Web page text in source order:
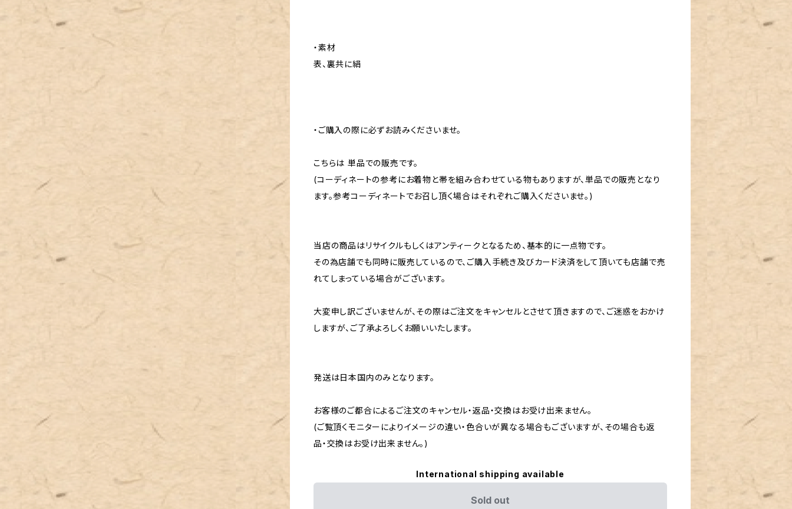
・素材
表、裏共に絹
・ご購入の際に必ずお読みくださいませ。
こちらは 単品での販売です。
(コーディネートの参考にお着物と帯を組み合わせている物もありますが、単品での販売となり
ます。参考コーディネートでお召し頂く場合はそれぞれご購入くださいませ。)
当店の商品はリサイクルもしくはアンティークとなるため、基本的に一点物です。
その為店舗でも同時に販売しているので、ご購入手続き及びカード決済をして頂いても店舗で売
れてしまっている場合がございます。
大変申し訳ございませんが、その際はご注文をキャンセルとさせて頂きますので、ご迷惑をおかけ
しますが、ご了承よろしくお願いいたします。
発送は日本国内のみとなります。
お客様のご都合によるご注文のキャンセル・返品・交換はお受け出来ません。
(ご覧頂くモニターによりイメージの違い・色合いが異なる場合もございますが、その場合も返
品・交換はお受け出来ません。)
International shipping available
Sold out